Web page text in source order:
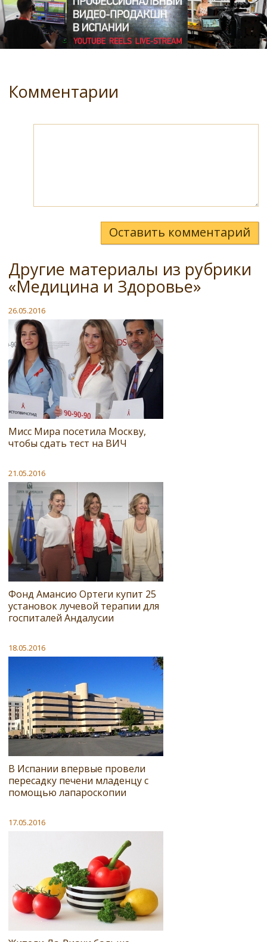
Комментарии
Оставить комментарий
Другие материалы из рубрики
«Медицина и Здоровье»
26.05.2016
Мисс Мира посетила Москву,
чтобы сдать тест на ВИЧ
21.05.2016
Фонд Амансио Ортеги купит 25
установок лучевой терапии для
госпиталей Андалусии
18.05.2016
В Испании впервые провели
пересадку печени младенцу с
помощью лапароскопии
17.05.2016